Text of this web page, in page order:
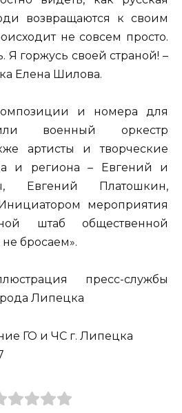
возвращаются к своим
не совсем просто.
Я горжусь своей страной! –
Елена Шилова.
и номера для
военный оркестр
артисты и творческие
и региона – Евгений и
Евгений Платошкин,
мероприятия
штаб общественной
бросаем».
пресс-службы
Липецка
ГО и ЧС г. Липецка